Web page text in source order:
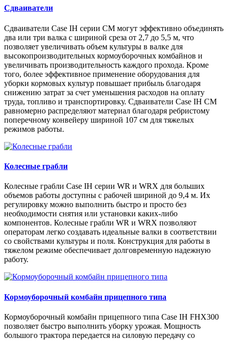
Сдваиватели
Сдваиватели Case IH серии CM могут эффективно объединять
два или три валка с шириной среза от 2,7 до 5,5 м, что
позволяет увеличивать объем культуры в валке для
высокопроизводительных кормоуборочных комбайнов и
увеличивать производительность каждого прохода. Кроме
того, более эффективное применение оборудования для
уборки кормовых культур повышает прибыль благодаря
снижению затрат за счет уменьшения расходов на оплату
труда, топливо и транспортировку. Сдваиватели Case IH CM
равномерно распределяют материал благодаря ребристому
поперечному конвейеру шириной 107 см для тяжелых
режимов работы.
Колесные грабли
Колесные грабли Case IH серии WR и WRX для больших
объемов работы доступны с рабочей шириной до 9,4 м. Их
регулировку можно выполнить быстро и просто без
необходимости снятия или установки каких-либо
компонентов. Колесные грабли WR и WRX позволяют
операторам легко создавать идеальные валки в соответствии
со свойствами культуры и поля. Конструкция для работы в
тяжелом режиме обеспечивает долговременную надежную
работу.
Кормоуборочный комбайн прицепного типа
Кормоуборочный комбайн прицепного типа Case IH FHX300
позволяет быстро выполнить уборку урожая. Мощность
большого трактора передается на силовую передачу со